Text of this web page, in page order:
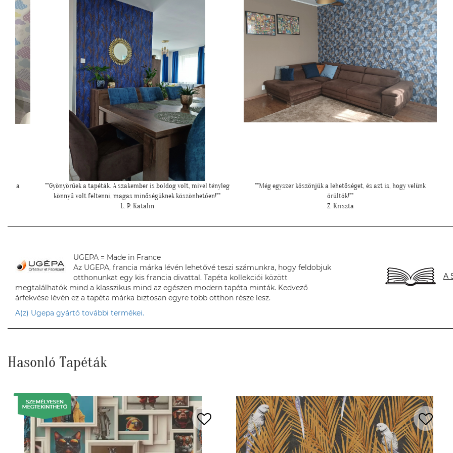
tényleg
""Még egyszer köszönjük a lehetőséget, és azt is, hogy velünk
örültök!""
Z. Kriszta
"Ilyen lett a lányom szobájában a gyönyörű cseresznye virágos
tapéta."
Cs. Andi
UGEPA = Made in France
Az UGEPA, francia márka lévén lehetővé teszi számunkra, hogy feldobjuk
otthonunkat egy kis francia divattal. Tapéta kollekciói között
megtalálhatók mind a klasszikus mind az egészen modern tapéta minták. Kedvező
árfekvése lévén ez a tapéta márka biztosan egyre több otthon része lesz.
A(z) Ugepa gyártó további termékei.
A
Hasonló Tapéták